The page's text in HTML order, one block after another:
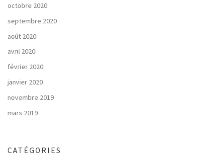
octobre 2020
septembre 2020
août 2020
avril 2020
février 2020
janvier 2020
novembre 2019
mars 2019
CATÉGORIES